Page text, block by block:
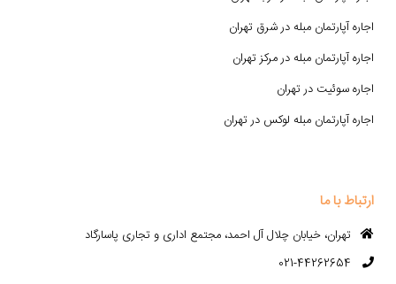
اجاره آپارتمان مبله در شرق تهران
اجاره آپارتمان مبله در مرکز تهران
اجاره سوئیت در تهران
اجاره آپارتمان مبله لوکس در تهران
ارتباط با ما
تهران، خیابان چلال آل احمد، مجتمع اداری و تجاری پاسارگاد
021-44262654